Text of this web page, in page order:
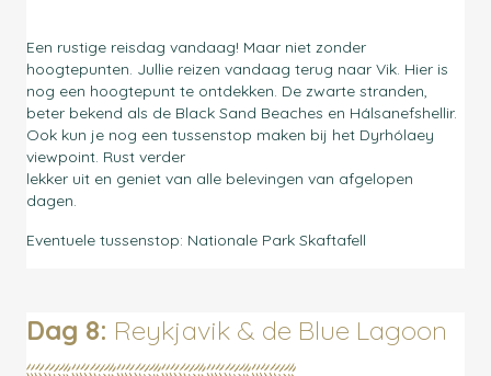
Een rustige reisdag vandaag! Maar niet zonder
hoogtepunten. Jullie reizen vandaag terug naar Vik. Hier is
nog een hoogtepunt te ontdekken. De zwarte stranden,
beter bekend als de Black Sand Beaches en Hálsanefshellir.
Ook kun je nog een tussenstop maken bij het Dyrhólaey
viewpoint. Rust verder
lekker uit en geniet van alle belevingen van afgelopen
dagen.
Eventuele tussenstop: Nationale Park Skaftafell
Dag 8: Reykjavik & de Blue Lagoon